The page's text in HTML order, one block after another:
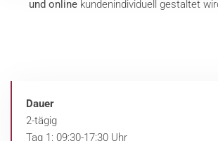
und online kundenindividuell gestaltet
Dauer
2-tägig
Tag 1: 09:30-17:30 Uhr